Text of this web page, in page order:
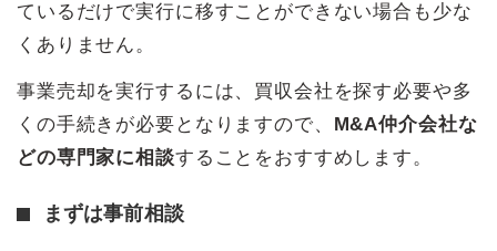
ているだけで実行に移すことができない場合も少な
くありません。
事業売却を実行するには、買収会社を探す必要や多
くの手続きが必要となりますので、 M&A仲介会社な
どの専門家に相談することをおすすめします。
まずは事前相談